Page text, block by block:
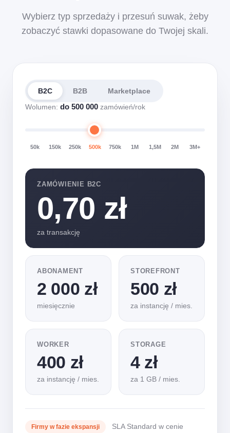
Wybierz typ sprzedaży i przesuń suwak, żeby
zobaczyć stawki dopasowane do Twojej skali.
B2C B2B
Marketplace
Wolumen: do 500 000 zamówień/rok
50k 150k 250k 500k 750k 1M 1,5M 2M 3M+
ZAMÓWIENIE B2C
0,70 zł
za transakcję
ABONAMENT
2 000 zł
miesięcznie
STOREFRONT
500 zł
za instancję / mies.
WORKER
400 zł
za instancję / mies.
STORAGE
4 zł
za 1 GB / mies.
Firmy w fazie ekspansji
SLA Standard w cenie